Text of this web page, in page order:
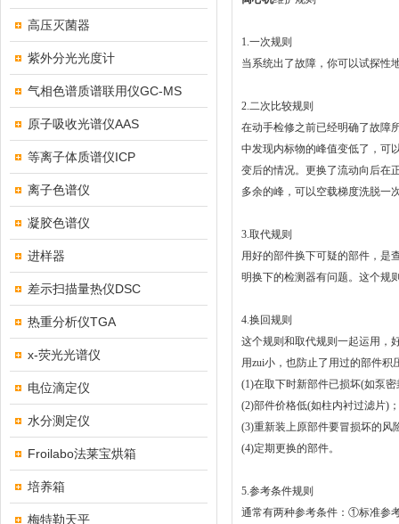
高压灭菌器
紫外分光光度计
气相色谱质谱联用仪GC-MS
原子吸收光谱仪AAS
等离子体质谱仪ICP
离子色谱仪
凝胶色谱仪
进样器
差示扫描量热仪DSC
热重分析仪TGA
x-荧光光谱仪
电位滴定仪
水分测定仪
Froilabo法莱宝烘箱
培养箱
梅特勒天平
1.一次规则
当系统出了故障，你可以试探性
2.二次比较规则
在动手检修之前已经明确了故障
中发现内标物的峰值变低了，可
变后的情况。更换了流动向后在
多余的峰，可以空载梯度洗脱一
3.取代规则
用好的部件换下可疑的部件，是
明换下的检测器有问题。这个规
4.换回规则
这个规则和取代规则一起运用，
用zui小，也防止了用过的部件
(1)在取下时新部件已损坏(如泵
(2)部件价格低(如柱内衬过滤片)；
(3)重新装上原部件要冒损坏的风
(4)定期更换的部件。
5.参考条件规则
通常有两种参考条件：①标准参